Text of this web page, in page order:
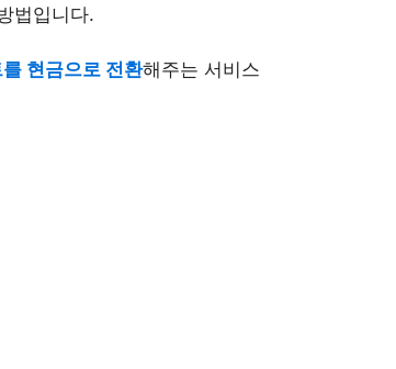
법입니다.
현금으로 전환해주는 서비스